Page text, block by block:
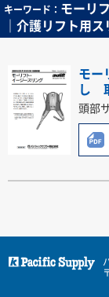
キーワード： モーリ
｜介護リフト用ス
モー
し
頭部